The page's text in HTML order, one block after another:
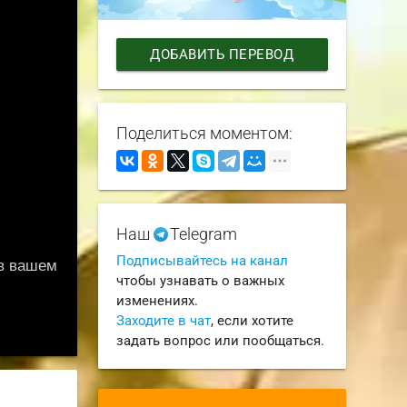
ДОБАВИТЬ ПЕРЕВОД
Поделиться моментом:
Наш Telegram
Подписывайтесь на канал
чтобы узнавать о важных
изменениях.
Заходите в чат, если хотите
задать вопрос или пообщаться.